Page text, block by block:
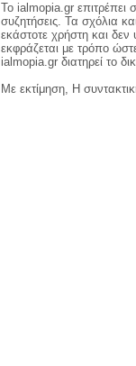
Το ialmopia.gr επιτρέπει
συζητήσεις. Τα σχόλια
εκάστοτε χρήστη και
εκφράζεται με τρόπο
ialmopia.gr διατηρεί το
Με εκτίμηση, Η